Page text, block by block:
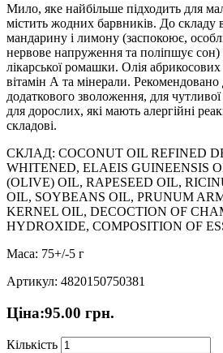
Мило, яке найбільше підходить для
містить жодних барвників. До складу
мандарину і лимону (заспокоює,
нервове напруження та поліпшує сон)
лікарської ромашки. Олія абрикосових
вітамін А та мінерали.
додаткового зволоження, для
для дорослих, які мають алергійні
складові.
СКЛАД: COCONUT OIL REFINED
WHITENED, ELAEIS GUINEENSIS
(OLIVE) OIL, RAPESEED OIL,
OIL, SOYBEANS OIL, PRUNUM
KERNEL OIL, DECOCTION OF
HYDROXIDE, COMPOSITION OF
Маса: 75+/-5 г
Артикул: 4820150750381
Ціна:95.00 грн.
Кількість